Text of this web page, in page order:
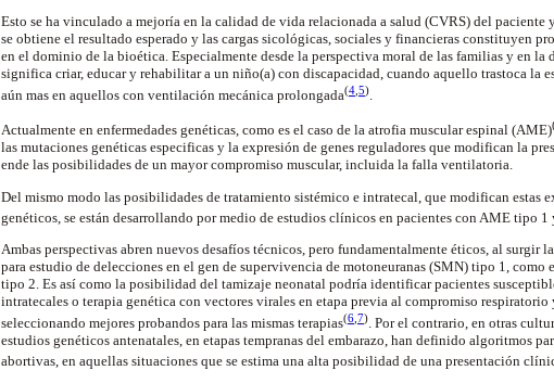
Esto se ha vinculado a mejoría en la calidad de vida relacionada a salud (CVRS) del paciente
se obtiene el resultado esperado y las cargas sicológicas, sociales y financieras constituyen
en el dominio de la bioética. Especialmente desde la perspectiva moral de las familias y en
significa criar, educar y rehabilitar a un niño(a) con discapacidad, cuando aquello trastoca la
aún mas en aquellos con ventilación mecánica prolongada(4 5)
Actualmente en enfermedades genéticas, como es el caso de la atrofia muscular espinal (AME)
las mutaciones genéticas especificas y la expresión de genes reguladores que modifican la
ende las posibilidades de un mayor compromiso muscular, incluida la falla ventilatoria.
Del mismo modo las posibilidades de tratamiento sistémico e intratecal , que modifican estas
genéticos, se están desarrollando por medio de estudios clínicos en pacientes con AME tipo 1
Ambas perspectivas abren nuevos desafíos técnicos, pero fundamentalmente éticos, al surgir
para estudio de delecciones en el gen de supervivencia de motoneuranas (SMN) tipo 1, como
tipo 2. Es así como la posibilidad del tamizaje neonatal podría identificar pacientes
intratecales o terapia genética con vectores virales en etapa previa al compromiso
seleccionando mejores probandos para las mismas terapias(6 7) . Por el contrario, en otras
estudios genéticos antenatales, en etapas tempranas del embarazo, han definido algoritmos
abortivas, en aquellas situaciones que se estima una alta posibilidad de una presentación